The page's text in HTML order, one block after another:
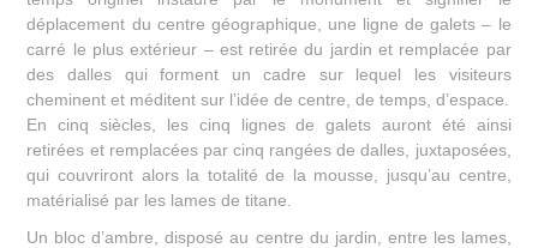
déplacement du centre géographique, une ligne de galets – le
carré le plus extérieur – est retirée du jardin et remplacée par
des dalles qui forment un cadre sur lequel les visiteurs
cheminent et méditent sur l’idée de centre, de temps, d’espace.
En cinq siècles, les cinq lignes de galets auront été ainsi
retirées et remplacées par cinq rangées de dalles, juxtaposées,
qui couvriront alors la totalité de la mousse, jusqu’au centre,
matérialisé par les lames de titane.
Un bloc d’ambre, disposé au centre du jardin, entre les lames,